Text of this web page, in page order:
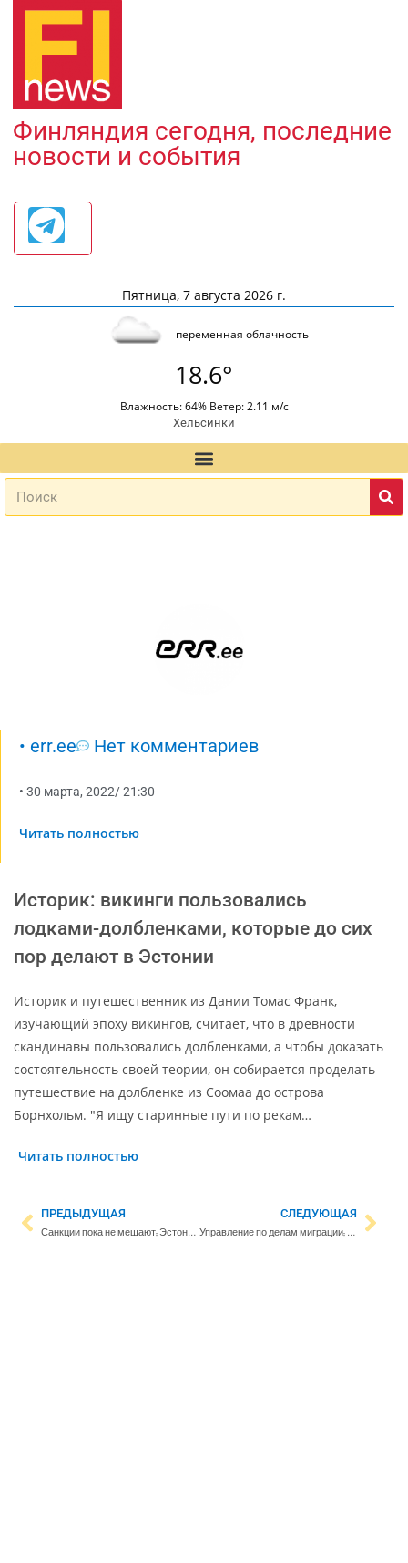
Финляндия сегодня, последние
новости и события
Пятница, 7 августа 2026 г.
переменная облачность
18.6°
Влажность: 64% Ветер: 2.11 м/с
Хельсинки
• err.ee Нет комментариев
• 30 марта, 2022/21:30
Читать полностью
Историк: викинги пользовались
лодками-долбленками, которые до сих
пор делают в Эстонии
Историк и путешественник из Дании Томас Франк,
изучающий эпоху викингов, считает, что в древности
скандинавы пользовались долбленками, а чтобы доказать
состоятельность своей теории, он собирается проделать
путешествие на долбленке из Соомаа до острова
Борнхольм. "Я ищу старинные пути по рекам…
Читать полностью
ПРЕДЫДУЩАЯ
Санкции пока не мешают: Эстония продолжает осуществлять грузоперевозки с Россией. Надолго ли?
СЛЕДУЮЩАЯ
Управление по делам миграции: будет организована работа двух дополнительных центров для беженцев